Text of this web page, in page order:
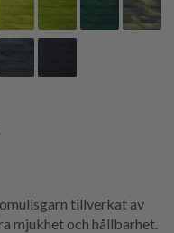
tillverkat av
mjukhet och hållbarhet.